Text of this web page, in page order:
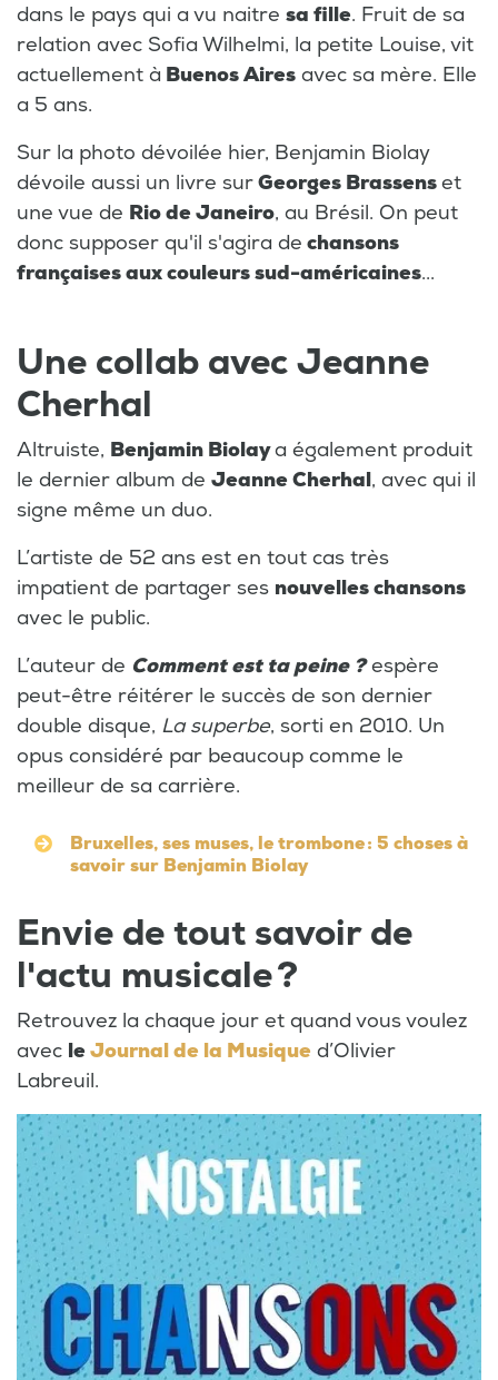
dans le pays qui a vu naitre sa fille. Fruit de sa
relation avec Sofia Wilhelmi, la petite Louise, vit
actuellement à Buenos Aires avec sa mère. Elle
a 5 ans.
Sur la photo dévoilée hier, Benjamin Biolay
dévoile aussi un livre surGeorges Brassenset
une vue de Rio de Janeiro, au Brésil. On peut
donc supposer qu'il s'agira de chansons
françaises aux couleurs sud-américaines...
Une collab avec Jeanne
Cherhal
Altruiste, Benjamin Biolaya également produit
le dernier album de Jeanne Cherhal, avec qui il
signe même un duo.
L’artiste de 52 ans est en tout cas très
impatient de partager ses nouvelles chansons
avec le public.
L’auteur de Comment est ta peine ?espère
peut-être réitérer le succès de son dernier
double disque, La superbe, sorti en 2010. Un
opus considéré par beaucoup comme le
meilleur de sa carrière.
Bruxelles, ses muses, le trombone : 5 choses à
savoir sur Benjamin Biolay
Envie de tout savoir de
l'actu musicale ?
Retrouvez la chaque jour et quand vous voulez
avec leJournal de la Musique d’Olivier
Labreuil.